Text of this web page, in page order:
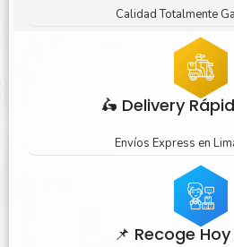
Calidad Totalmente
🛵 Delivery
Envíos Express en
📌 Recoge